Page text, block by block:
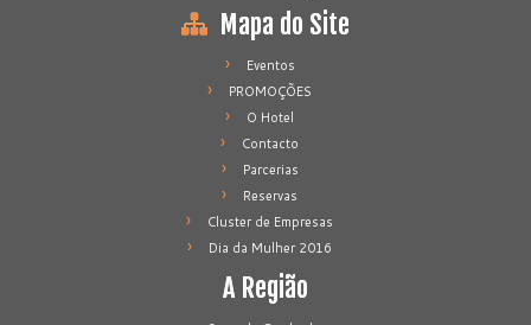
Mapa do Site
Eventos
PROMOÇÕES
O Hotel
Contacto
Parcerias
Reservas
Cluster de Empresas
Dia da Mulher 2016
A Região